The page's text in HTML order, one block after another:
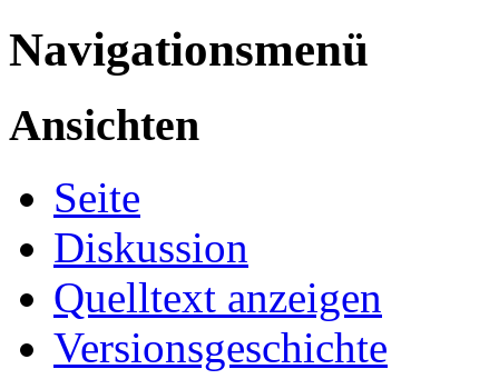
Navigationsmenü
Ansichten
Seite
Diskussion
Quelltext anzeigen
Versionsgeschichte